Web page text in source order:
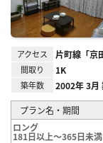
アクセス 片町線「京
間取り 1K
築年数 2002年 3月
プラン名・期間
ロング
181日以上～365日未満